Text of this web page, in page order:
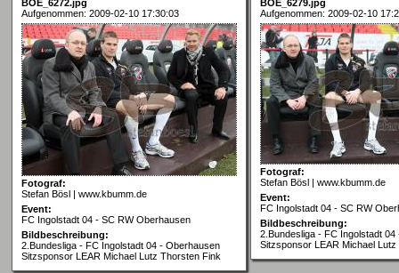
BOE_6272.jpg
Aufgenommen: 2009-02-10 17:30:03
Fotograf:
Stefan Bösl | www.kbumm.de
Event:
FC Ingolstadt 04 - SC RW Oberhausen
Bildbeschreibung:
2.Bundesliga - FC Ingolstadt 04 - Oberhausen
Sitzsponsor LEAR Michael Lutz Thorsten Fink
BOE_6279.jpg
Aufgenommen: 2009-02-10
Fotograf:
Stefan Bösl | www.kbumm.de
Event:
FC Ingolstadt 04 - SC RW
Bildbeschreibung:
2.Bundesliga - FC Ingolstadt
Sitzsponsor LEAR Michael